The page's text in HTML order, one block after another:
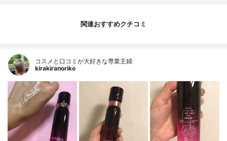
関連おすすめクチコミ
コスメと口コミが大好きな専業主婦
kirakiranoriko